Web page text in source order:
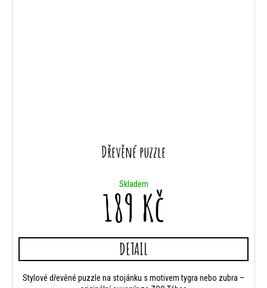
Dřevěné puzzle
Skladem
189 Kč
DETAIL
Stylové dřevěné puzzle na stojánku s motivem tygra nebo zubra –